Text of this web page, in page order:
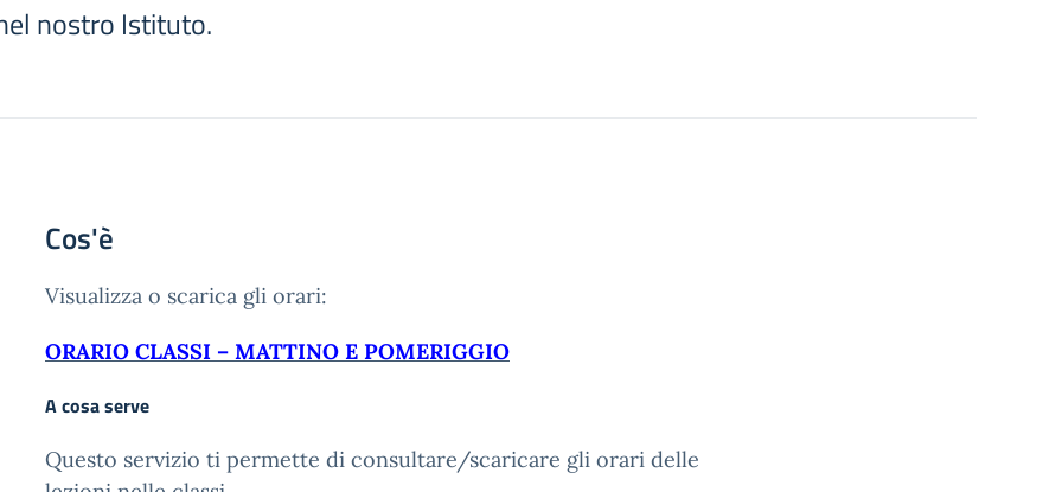
nostro Istituto.
Cos'è
Visualizza o scarica gli orari:
ORARIO CLASSI – MATTINO E POMERIGGIO
A cosa serve
Questo servizio ti permette di consultare/scaricare gli orari delle